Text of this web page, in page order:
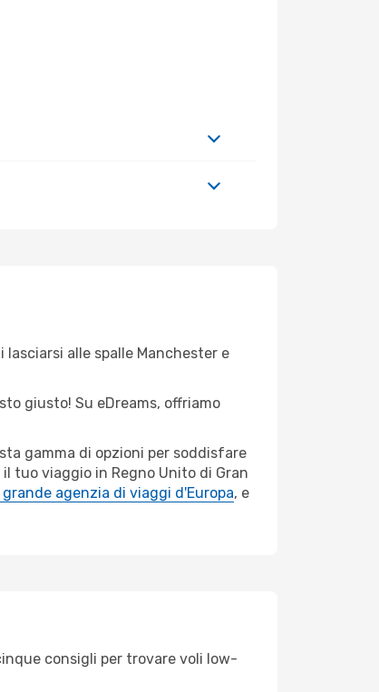
alle spalle Manchester e
giusto! Su eDreams, offriamo
gamma di opzioni per soddisfare
tuo viaggio in Regno Unito di Gran
grande agenzia di viaggi d'Europa, e
consigli per trovare voli low-